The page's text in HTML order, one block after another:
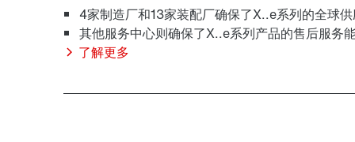
4家制造厂和13家装配厂确保了X..e系列的全球
其他服务中心则确保了X..e系列产品的售后服务
了解更多